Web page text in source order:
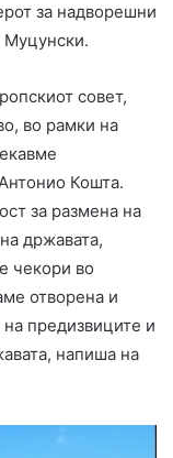
за надворешни
Муцунски.
совет,
во рамки на
Кошта.
за размена на
државата,
чекори во
отворена и
предизвиците и
напиша на